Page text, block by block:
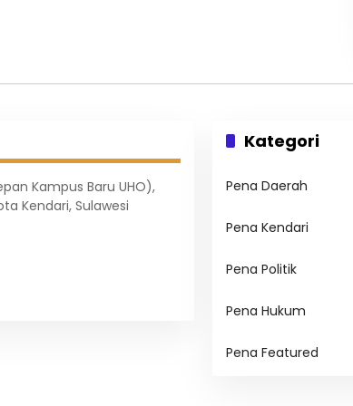
Kampus Baru UHO),
Kendari, Sulawesi
Kategori
Pena Daerah
Pena Kendari
Pena Politik
Pena Hukum
Pena Featured